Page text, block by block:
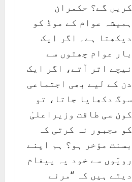
کریں گے؟ حکمران
ہمیشہ عوام کے موڈ کو
دیکھتا ہے۔ اگر ایک
بار عوام چھتوں سے
نیچے اتر آتے، اگر ایک
دن کے لیے بھی اجتماعی
سوگ دکھایا جاتا، تو
کون سی طاقت وزیراعلیٰ
کو مجبور نہ کرتی کہ
بسنت مؤخر ہو؟ ہم اپنے
رویّوں سے خود یہ پیغام
دیتے ہیں کہ “مرنے